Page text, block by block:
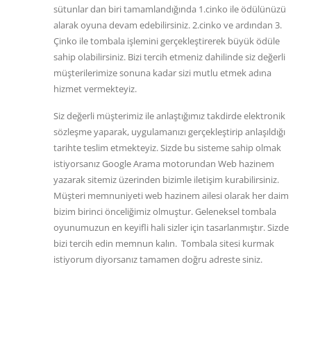
sütunlar dan biri tamamlandığında 1.cinko ile ödülünüzü
alarak oyuna devam edebilirsiniz. 2.cinko ve ardından 3.
Çinko ile tombala işlemini gerçekleştirerek büyük ödüle
sahip olabilirsiniz. Bizi tercih etmeniz dahilinde siz değerli
müşterilerimize sonuna kadar sizi mutlu etmek adına
hizmet vermekteyiz.
Siz değerli müşterimiz ile anlaştığımız takdirde elektronik
sözleşme yaparak, uygulamanızı gerçekleştirip anlaşıldığı
tarihte teslim etmekteyiz. Sizde bu sisteme sahip olmak
istiyorsanız Google Arama motorundan Web hazinem
yazarak sitemiz üzerinden bizimle iletişim kurabilirsiniz.
Müşteri memnuniyeti web hazinem ailesi olarak her daim
bizim birinci önceliğimiz olmuştur. Geleneksel tombala
oyunumuzun en keyifli hali sizler için tasarlanmıştır. Sizde
bizi tercih edin memnun kalın. Tombala sitesi kurmak
istiyorum diyorsanız tamamen doğru adreste siniz.